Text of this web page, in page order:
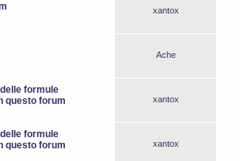
xantox
Ache
formule
questo forum
xantox
formule
questo forum
xantox